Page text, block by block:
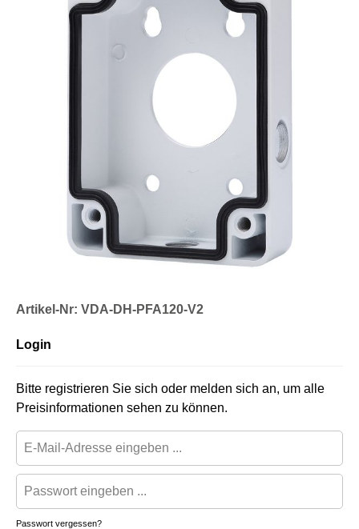
Artikel-Nr: VDA-DH-PFA120-V2
Login
Bitte registrieren Sie sich oder melden sich an, um alle
Preisinformationen sehen zu können.
Passwort vergessen?